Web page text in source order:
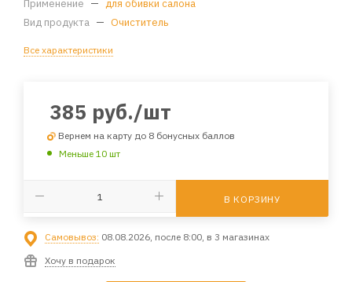
Применение — для обивки салона
Вид продукта — Очиститель
Все характеристики
385 руб./шт
Вернем на карту до 8 бонусных баллов
Меньше 10 шт
В КОРЗИНУ
Самовывоз: 08.08.2026, после 8:00, в 3 магазинах
Хочу в подарок